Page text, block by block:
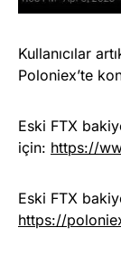
Kullanıcılar
Poloniex’te
Eski FTX
için: https://
Eski FTX
https://